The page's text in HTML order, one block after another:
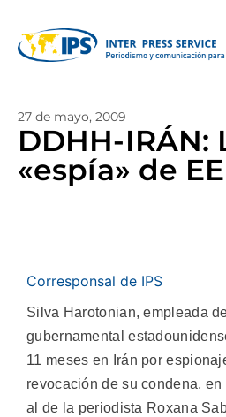
27 de mayo, 2009
DDHH-IRÁN:
«espía» de
Corresponsal de IPS
Silva Harotonian, empleada
gubernamental
11 meses en Irán por
revocación de su condena,
al de la periodista Roxana